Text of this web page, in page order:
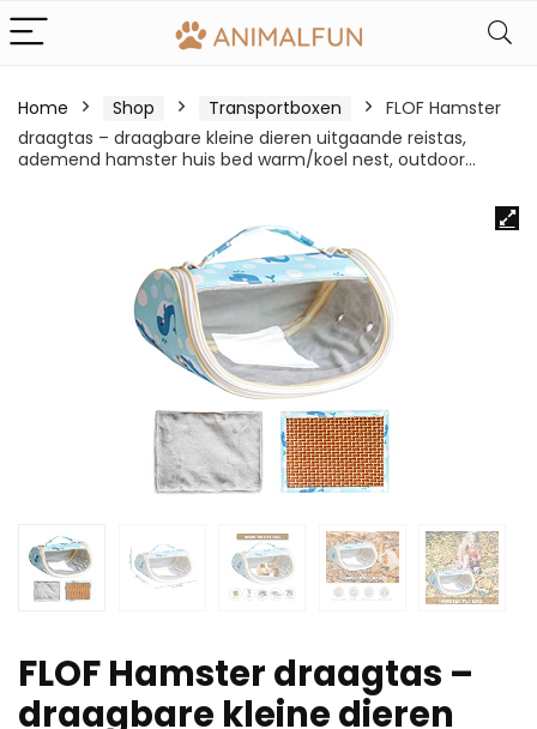
Home Shop Transportboxen
FLOF Hamster
draagtas – draagbare kleine dieren uitgaande reistas,
ademend hamster huis bed warm/koel nest, outdoor…
FLOF Hamster draagtas –
draagbare kleine dieren